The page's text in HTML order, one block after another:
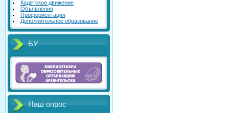
Кадетское движение
Объявления
Профориентация
Дополнительное образование
БУ
Наш опрос